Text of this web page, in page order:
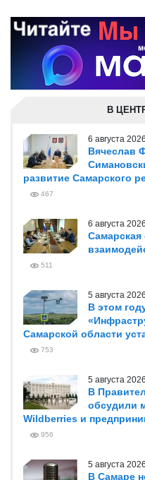
В
6 августа 2026
Вячеслав
развитие Самарского
467
6 августа 2026
Самарская
511
5 августа 2026
В этом
Самарской области
753
5 августа 2026
В
обсудили
Wildberries и
956
5 августа 2026
В Самаре